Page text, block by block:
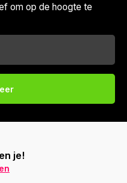
om op de hoogte te
je!